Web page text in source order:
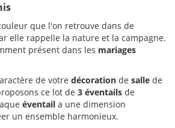
que l'on retrouve dans de
elle rappelle la nature et la campagne.
présent dans les mariages
de votre décoration de salle de
ce lot de 3 éventails de
éventail a une dimension
un ensemble harmonieux.